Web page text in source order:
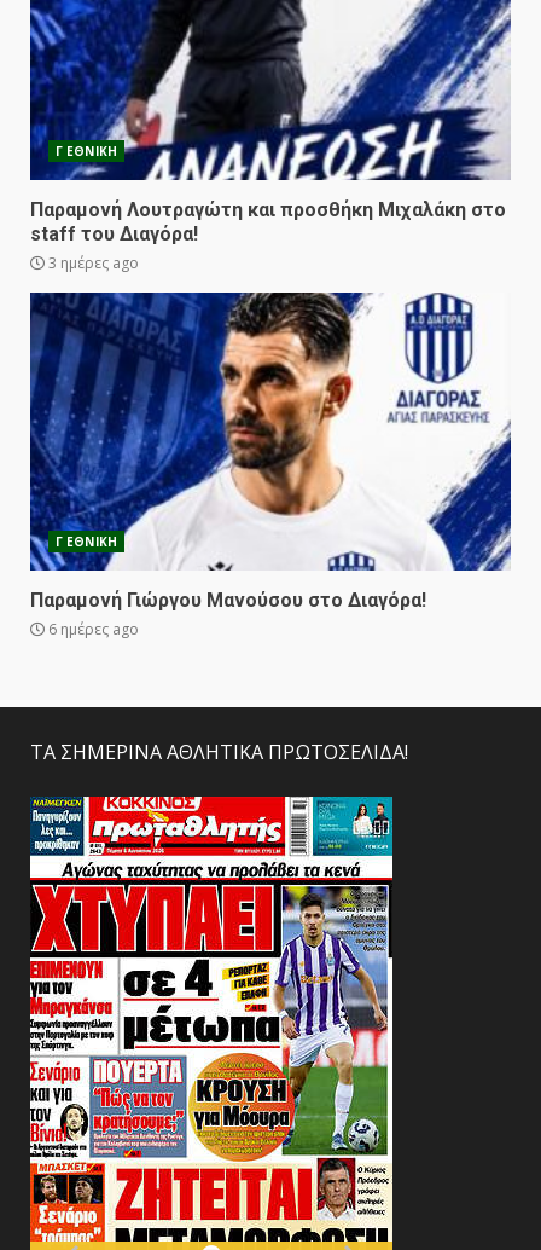
Γ ΕΘΝΙΚΗ
Παραμονή Λουτραγώτη και προσθήκη Μιχαλάκη στο
staff του Διαγόρα!
3 ημέρες ago
Γ ΕΘΝΙΚΗ
Παραμονή Γιώργου Μανούσου στο Διαγόρα!
6 ημέρες ago
ΤΑ ΣΗΜΕΡΙΝΑ ΑΘΛΗΤΙΚΑ ΠΡΩΤΟΣΕΛΙΔΑ!